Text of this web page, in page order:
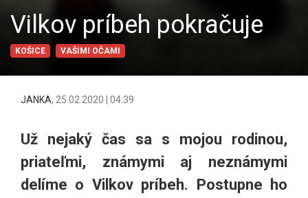
Vilkov príbeh pokračuje
KOŠICE VAŠIMI OČAMI
JANKA, 25.02.2020 | 04:39
Už nejaký čas sa s mojou rodinou,
priateľmi, známymi aj neznámymi
delíme o Vilkov príbeh. Postupne ho